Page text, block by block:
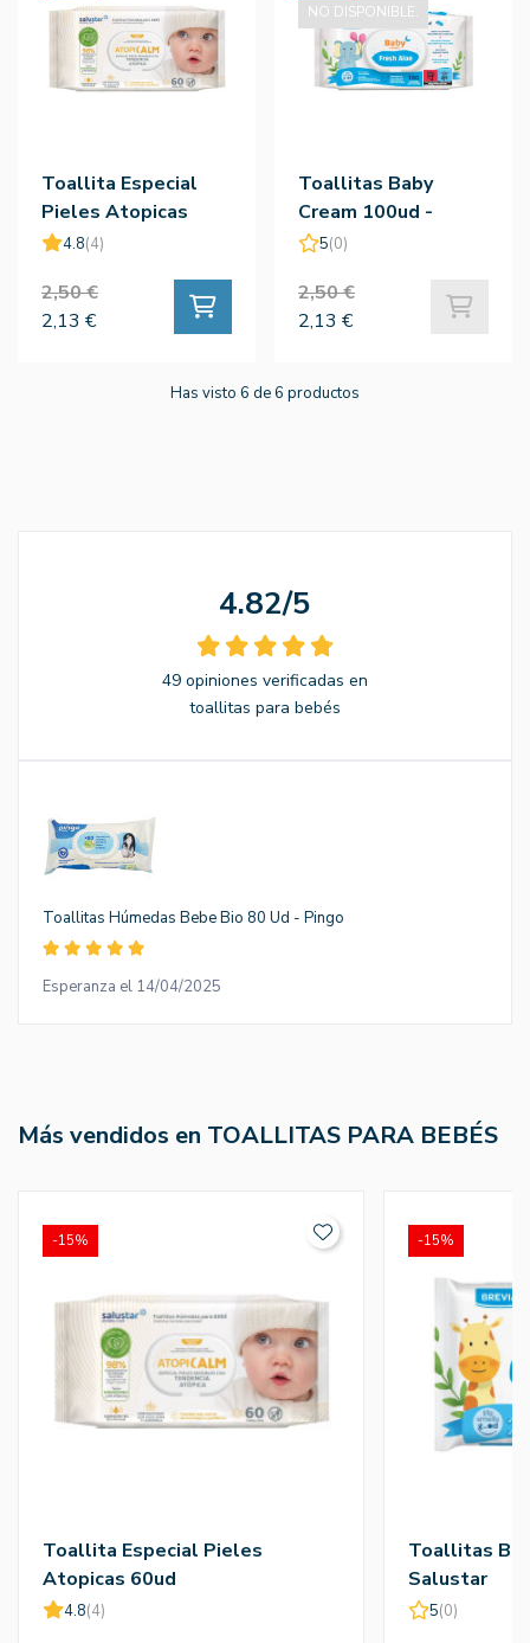
Toallita Especial
Pieles Atopicas
60ud
4.8(4)
2,50 €
2,13 €
Toallitas Baby
Cream 100ud -
Salustar
5(0)
2,50 €
2,13 €
NO DISPONIBLE.
Has visto 6 de 6 productos
4.82/5
49 opiniones verificadas en
toallitas para bebés
Toallitas Húmedas Bebe Bio 80 Ud - Pingo
Esperanza el 14/04/2025
Más vendidos en TOALLITAS PARA BEBÉS
Toallita Especial Pieles
Atopicas 60ud
4.8(4)
-15%
Toallitas
Salustar
5(0)
-15%